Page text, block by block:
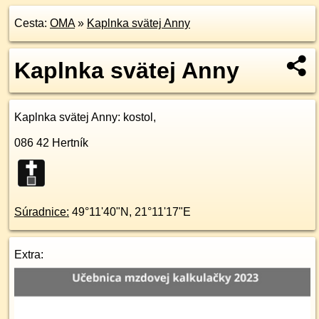
Cesta: OMA» Kaplnka svätej Anny
Kaplnka svätej Anny
Kaplnka svätej Anny: kostol,
086 42 Hertník
Súradnice: 49°11'40"N , 21°11'17"E
Extra: